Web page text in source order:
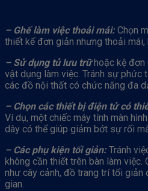
– Ghế làm việc thoải mái: Chọn
thiết kế đơn giản nhưng thoải mái,
– Sử dụng tủ lưu trữhoặc kệ đơn
vật dụng làm việc. Tránh sự phức
các đồ nội thất có chức năng đa
– Chọn các thiết bị điện tử có
Ví dụ, một chiếc máy tính màn
dây có thể giúp giảm bớt sự rối
– Các phụ kiện tối giản: Tránh
không cần thiết trên bàn làm việc.
như cây cảnh, đồ trang trí tối giản
gian.